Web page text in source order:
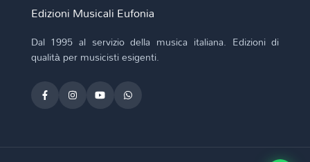
Edizioni Musicali Eufonia
Dal 1995 al servizio della musica italiana. Edizioni di
qualità per musicisti esigenti.